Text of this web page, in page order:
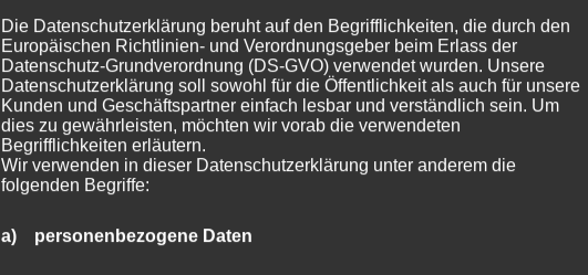
Die Datenschutzerklärung beruht auf den Begrifflichkeiten, die durch den
Europäischen Richtlinien- und Verordnungsgeber beim Erlass der
Datenschutz-Grundverordnung (DS-GVO) verwendet wurden. Unsere
Datenschutzerklärung soll sowohl für die Öffentlichkeit als auch für unsere
Kunden und Geschäftspartner einfach lesbar und verständlich sein. Um
dies zu gewährleisten, möchten wir vorab die verwendeten
Begrifflichkeiten erläutern.
Wir verwenden in dieser Datenschutzerklärung unter anderem die
folgenden Begriffe:
a) personenbezogene Daten